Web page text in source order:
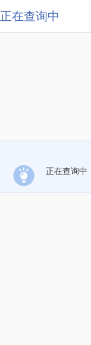
正在查询中
正在查询中